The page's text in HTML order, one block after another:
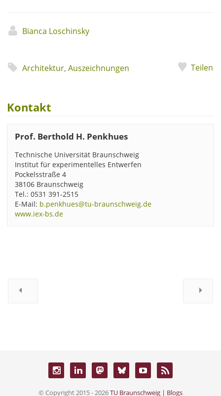
Bianca Loschinsky
Architektur, Auszeichnungen Teilen
Kontakt
Prof. Berthold H. Penkhues
Technische Universität Braunschweig
Institut für experimentelles Entwerfen
Pockelsstraße 4
38106 Braunschweig
Tel.: 0531 391-2515
E-Mail: b.penkhues@tu-braunschweig.de
www.iex-bs.de
© Copyright 2015 - 2026TU Braunschweig | Blogs